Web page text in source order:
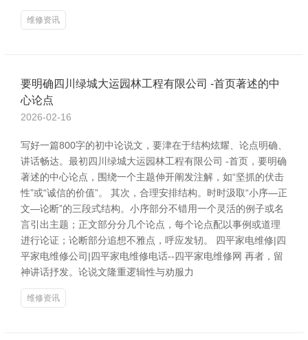
维修资讯
要明确四川绿城大运园林工程有限公司 -首页著述的中
心论点
2026-02-16
写好一篇800字的初中论说文，要津在于结构炫耀、论点明确、
讲话畅达。最初四川绿城大运园林工程有限公司 -首页，要明确
著述的中心论点，围绕一个主题伸开阐发注解，如“坚抓的伏击
性”或“诚信的价值”。 其次，合理安排结构。时时汲取“小序—正
文—论断”的三段式结构。小序部分不错用一个灵活的例子或名
言引出主题；正文部分分几个论点，每个论点配以事例或道理
进行论证；论断部分追想不雅点，呼应发轫。 四平家电维修|四
平家电维修公司|四平家电维修电话--四平家电维修网 再者，留
神讲话抒发。论说文隆重逻辑性与劝服力
维修资讯